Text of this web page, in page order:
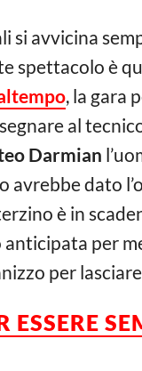
si avvicina
spettacolo è
, la gara
al
Darmian
avrebbe dato
è in
anticipata per
per
ESSERE